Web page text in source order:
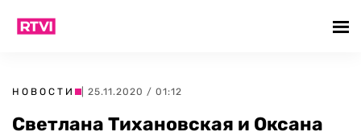
НОВОСТИ | 25.11.2020 / 01:12
Светлана Тихановская и Оксана